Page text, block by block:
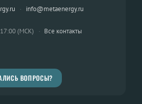
· info@metaenergy.ru
(МСК) · Все контакты
ВОПРОСЫ?